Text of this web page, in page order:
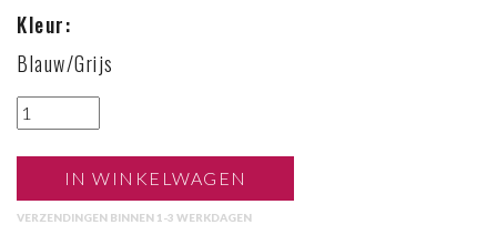
Kleur:
Blauw/Grijs
IN WINKELWAGEN
VERZENDINGEN BINNEN 1-3 WERKDAGEN